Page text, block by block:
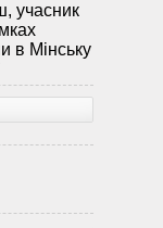
учасник
в Мінську